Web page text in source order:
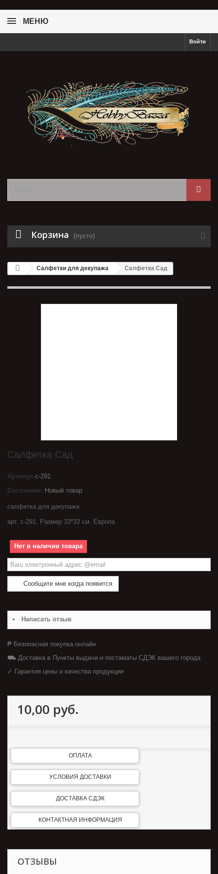
МЕНЮ
Войти
Корзина (пусто)
Салфетки для декупажа Салфетка Сад
Салфетка Сад
Артикул с-291
Состояние: Новый товар
салфетка для декупажа
арт. с-291. Размер 33*33 см. Европа
Нет в наличии товара
Сообщите мне когда появится
Написать отзыв
₱ Безопасная покупка онлайн
⛟ Доставка в Пункты выдачи и постаматы СДЭК вашего города
✓ Гарантия цены и качества продукции
10,00 руб.
ОПЛАТА
УСЛОВИЯ ДОСТАВКИ
ДОСТАВКА СДЭК
КОНТАКТНАЯ ИНФОРМАЦИЯ
ОТЗЫВЫ